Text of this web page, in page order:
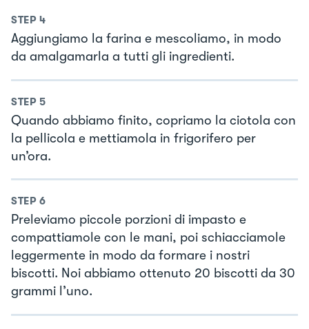
STEP 4
Aggiungiamo la farina e mescoliamo, in modo
da amalgamarla a tutti gli ingredienti.
STEP 5
Quando abbiamo finito, copriamo la ciotola con
la pellicola e mettiamola in frigorifero per
un’ora.
STEP 6
Preleviamo piccole porzioni di impasto e
compattiamole con le mani, poi schiacciamole
leggermente in modo da formare i nostri
biscotti. Noi abbiamo ottenuto 20 biscotti da 30
grammi l’uno.